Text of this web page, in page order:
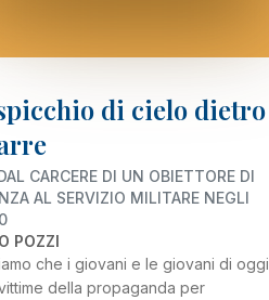
di cielo dietro
CARCERE DI UN OBIETTORE DI
AL SERVIZIO MILITARE NEGLI
POZZI
che i giovani e le giovani di oggi,
della propaganda per